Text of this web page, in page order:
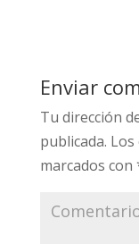
Enviar
Tu dirección
publicada.
marcados con